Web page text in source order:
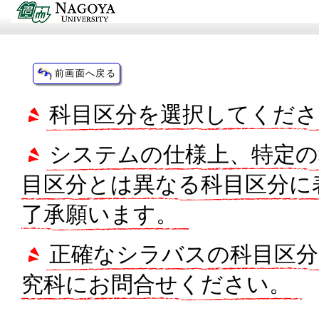
科目区分を選択してくだ
システムの仕様上、特定
目区分とは異なる科目区分
了承願います。
正確なシラバスの科目区
究科にお問合せください。